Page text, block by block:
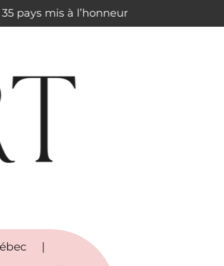
pays mis à l’honneur